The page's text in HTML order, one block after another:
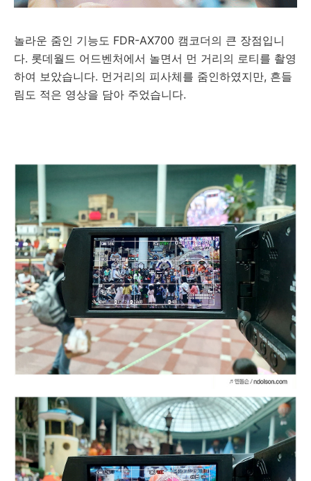
놀라운 줌인 기능도 FDR-AX700 캠코더의 큰 장점입니
다. 롯데월드 어드벤처에서 놀면서 먼 거리의 로티를 촬영
하여 보았습니다. 먼거리의 피사체를 줌인하였지만, 흔들
림도 적은 영상을 담아 주었습니다.